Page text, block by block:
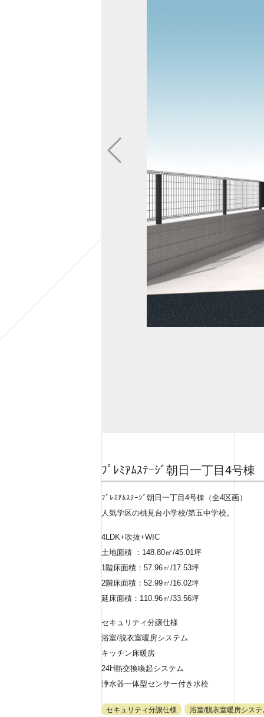
ﾌﾟﾚﾐｱﾑｽﾃｰｼﾞ朝日一丁目4号棟
ﾌﾟﾚﾐｱﾑｽﾃｰｼﾞ朝日一丁目4号棟（全4区画）
人気学区の桃見台小学校/第五中学校。
4LDK+吹抜+WIC
土地面積 ：148.80㎡/45.01坪
1階床面積：57.96㎡/17.53坪
2階床面積：52.99㎡/16.02坪
延床面積：110.96㎡/33.56坪
セキュリティ分譲仕様
浴室/脱衣室暖房システム
キッチン床暖房
24H熱交換喚起システム
浄水器一体型センサー付き水栓
セキュリティ分譲仕様 浴室/脱衣室暖房システ